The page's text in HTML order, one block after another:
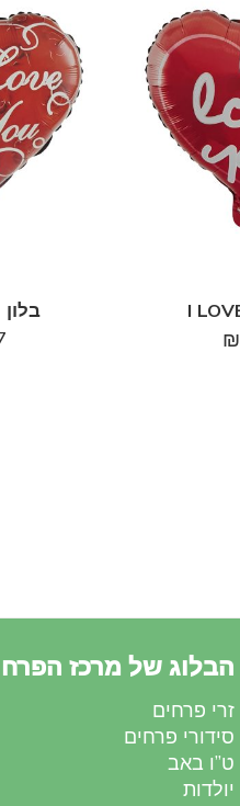
₪
בלון I LOVE U
הבלוג של מרכז
זרי פרחים
סידורי פרחים
ט”ו באב
יולדות